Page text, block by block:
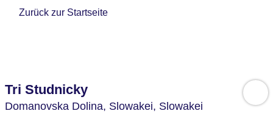
Zurück zur Startseite
Tri Studnicky
Domanovska Dolina, Slowakei, Slowakei